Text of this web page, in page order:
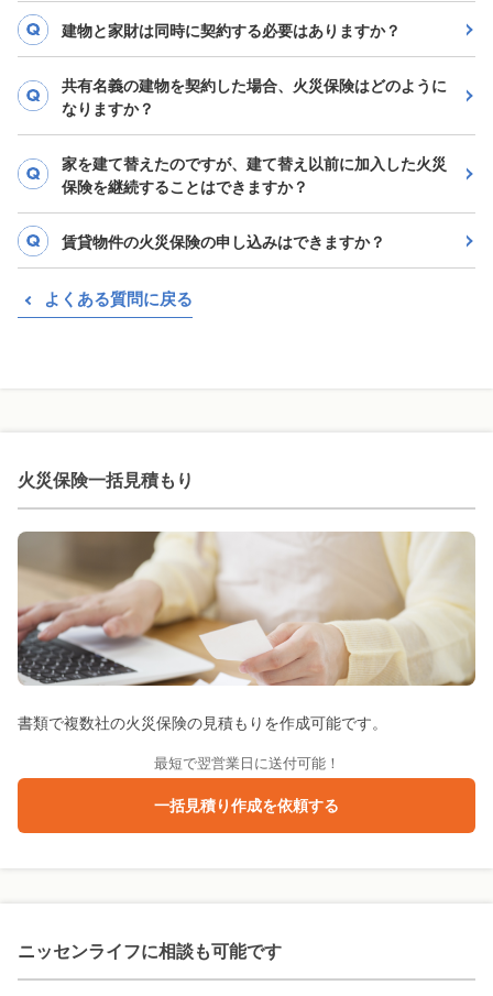
建物と家財は同時に契約する必要はありますか？
共有名義の建物を契約した場合、火災保険はどのように
なりますか？
家を建て替えたのですが、建て替え以前に加入した火災
保険を継続することはできますか？
賃貸物件の火災保険の申し込みはできますか？
よくある質問に戻る
火災保険一括見積もり
書類で複数社の火災保険の見積もりを作成可能です。
最短で翌営業日に送付可能！
一括見積り作成を依頼する
ニッセンライフに相談も可能です